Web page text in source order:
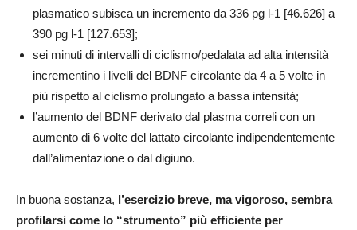
plasmatico subisca un incremento da 336 pg l-1 [46.626] a
390 pg l-1 [127.653];
sei minuti di intervalli di ciclismo/pedalata ad alta intensità
incrementino i livelli del BDNF circolante da 4 a 5 volte in
più rispetto al ciclismo prolungato a bassa intensità;
l’aumento del BDNF derivato dal plasma correli con un
aumento di 6 volte del lattato circolante indipendentemente
dall’alimentazione o dal digiuno.
In buona sostanza, l’esercizio breve, ma vigoroso, sembra
profilarsi come lo “strumento” più efficiente per